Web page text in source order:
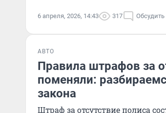
6 апреля, 2026, 14:43 317 Обсудить
АВТО
Правила штрафов за
поменяли:
закона
Штраф за отсутствие полиса